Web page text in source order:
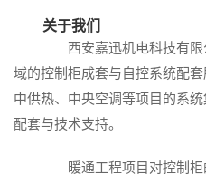
关于我们
西安嘉迅机电科技有限
域的控制柜成套与自控系统配
中供热、中央空调等项目的系
配套与技术支持。
暖通工程项目对控制柜